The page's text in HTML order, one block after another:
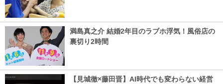
満島真之介 結婚2年目のラブホ浮気！風俗店の
裏切り2時間
【見城徹×藤田晋】AI時代でも変わらない経営